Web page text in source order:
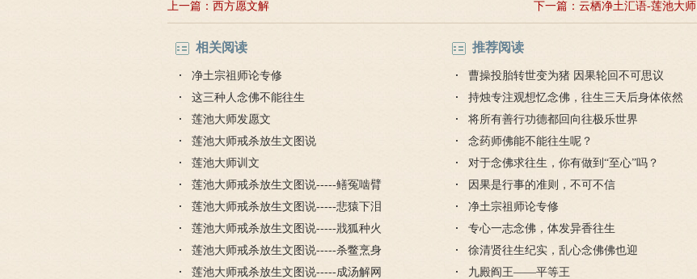
上一篇： 西方愿文解 下一篇： 云栖净土汇语-莲池大师
相关阅读
净土宗祖师论专修
这三种人念佛不能往生
莲池大师发愿文
莲池大师戒杀放生文图说
莲池大师训文
莲池大师戒杀放生文图说-----鳝冤啮臂
莲池大师戒杀放生文图说-----悲猿下泪
莲池大师戒杀放生文图说-----戕狐种火
莲池大师戒杀放生文图说-----杀鳖烹身
莲池大师戒杀放生文图说-----成汤解网
推荐阅读
曹操投胎转世变为猪 因果轮回不可思议
持烛专注观想忆念佛，往生三天后身体依然
散发奇香
将所有善行功德都回向往极乐世界
念药师佛能不能往生呢？
对于念佛求往生，你有做到“至心”吗？
因果是行事的准则，不可不信
净土宗祖师论专修
专心一志念佛，体发异香往生
徐清贤往生纪实，乱心念佛佛也迎
九殿阎王——平等王